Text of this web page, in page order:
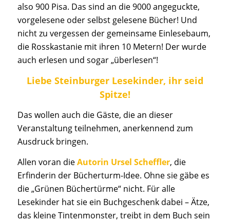
also 900 Pisa. Das sind an die 9000 angeguckte,
vorgelesene oder selbst gelesene Bücher! Und
nicht zu vergessen der gemeinsame Einlesebaum,
die Rosskastanie mit ihren 10 Metern! Der wurde
auch erlesen und sogar „überlesen“!
Liebe Steinburger Lesekinder, ihr seid
Spitze!
Das wollen auch die Gäste, die an dieser
Veranstaltung teilnehmen, anerkennend zum
Ausdruck bringen.
Allen voran dieAutorin Ursel Scheffler, die
Erfinderin der Bücherturm-Idee. Ohne sie gäbe es
die „Grünen Büchertürme“ nicht. Für alle
Lesekinder hat sie ein Buchgeschenk dabei – Ätze,
das kleine Tintenmonster, treibt in dem Buch sein